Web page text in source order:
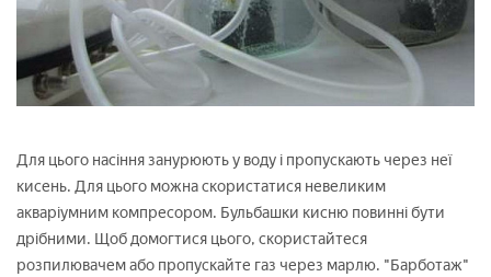
Для цього насіння занурюють у воду і пропускають через неї
кисень. Для цього можна скористатися невеликим
акваріумним компресором. Бульбашки кисню повинні бути
дрібними. Щоб домогтися цього, скористайтеся
розпилювачем або пропускайте газ через марлю. "Барботаж"